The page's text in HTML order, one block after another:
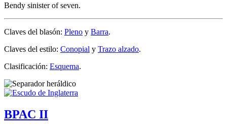
Bendy sinister of seven.
Claves del blasón: Pleno y Barra.
Claves del estilo: Conopial y Trazo alzado.
Clasificación: Esquema.
BPAC II